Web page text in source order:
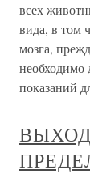
всех
вида, в том
мозга,
необходимо
показаний